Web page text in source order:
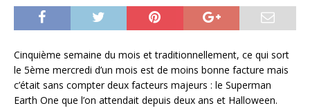
Cinquième semaine du mois et traditionnellement, ce qui sort
le 5ème mercredi d’un mois est de moins bonne facture mais
c’était sans compter deux facteurs majeurs : le Superman
Earth One que l’on attendait depuis deux ans et Halloween.